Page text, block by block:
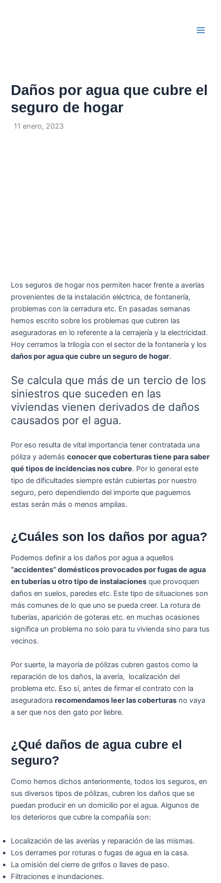
Daños por agua que cubre el
seguro de hogar
11 enero, 2023
Los seguros de hogar nos permiten hacer frente a averías
provenientes de la instalación eléctrica, de fontanería,
problemas con la cerradura etc. En pasadas semanas
hemos escrito sobre los problemas que cubren las
aseguradoras en lo referente a la cerrajería y la electricidad.
Hoy cerramos la trilogía con el sector de la fontanería y los
daños por agua que cubre un seguro de hogar.
Se calcula que más de un tercio de los
siniestros que suceden en las
viviendas vienen derivados de daños
causados por el agua.
Por eso resulta de vital importancia tener contratada una
póliza y ademásconocer que coberturas tiene para saber
qué tipos de incidencias nos cubre. Por lo general este
tipo de dificultades siempre están cubiertas por nuestro
seguro, pero dependiendo del importe que paguemos
estas serán más o menos amplias.
¿Cuáles son los daños por agua?
Podemos definir a los daños por agua a aquellos
“accidentes” domésticos provocados por fugas de agua
en tuberías u otro tipo de instalaciones que provoquen
daños en suelos, paredes etc. Este tipo de situaciones son
más comunes de lo que uno se pueda creer. La rotura de
tuberías, aparición de goteras etc. en muchas ocasiones
significa un problema no solo para tu vivienda sino para tus
vecinos.
Por suerte, la mayoría de pólizas cubren gastos como la
reparación de los daños, la avería, localización del
problema etc. Eso sí, antes de firmar el contrato con la
aseguradorarecomendamos leer las coberturas no vaya
a ser que nos den gato por liebre.
¿Qué daños de agua cubre el
seguro?
Como hemos dichos anteriormente, todos los seguros, en
sus diversos tipos de pólizas, cubren los daños que se
puedan producir en un domicilio por el agua. Algunos de
los deterioros que cubre la compañía son:
Localización de las averías y reparación de las mismas.
Los derrames por roturas o fugas de agua en la casa.
La omisión del cierre de grifos o llaves de paso.
Filtraciones e inundaciones.